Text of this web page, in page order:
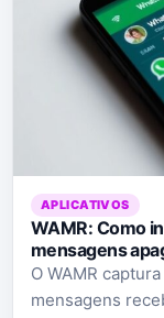
APLICATIVOS
WAMR: Como
mensagens
O WAMR
mensagens